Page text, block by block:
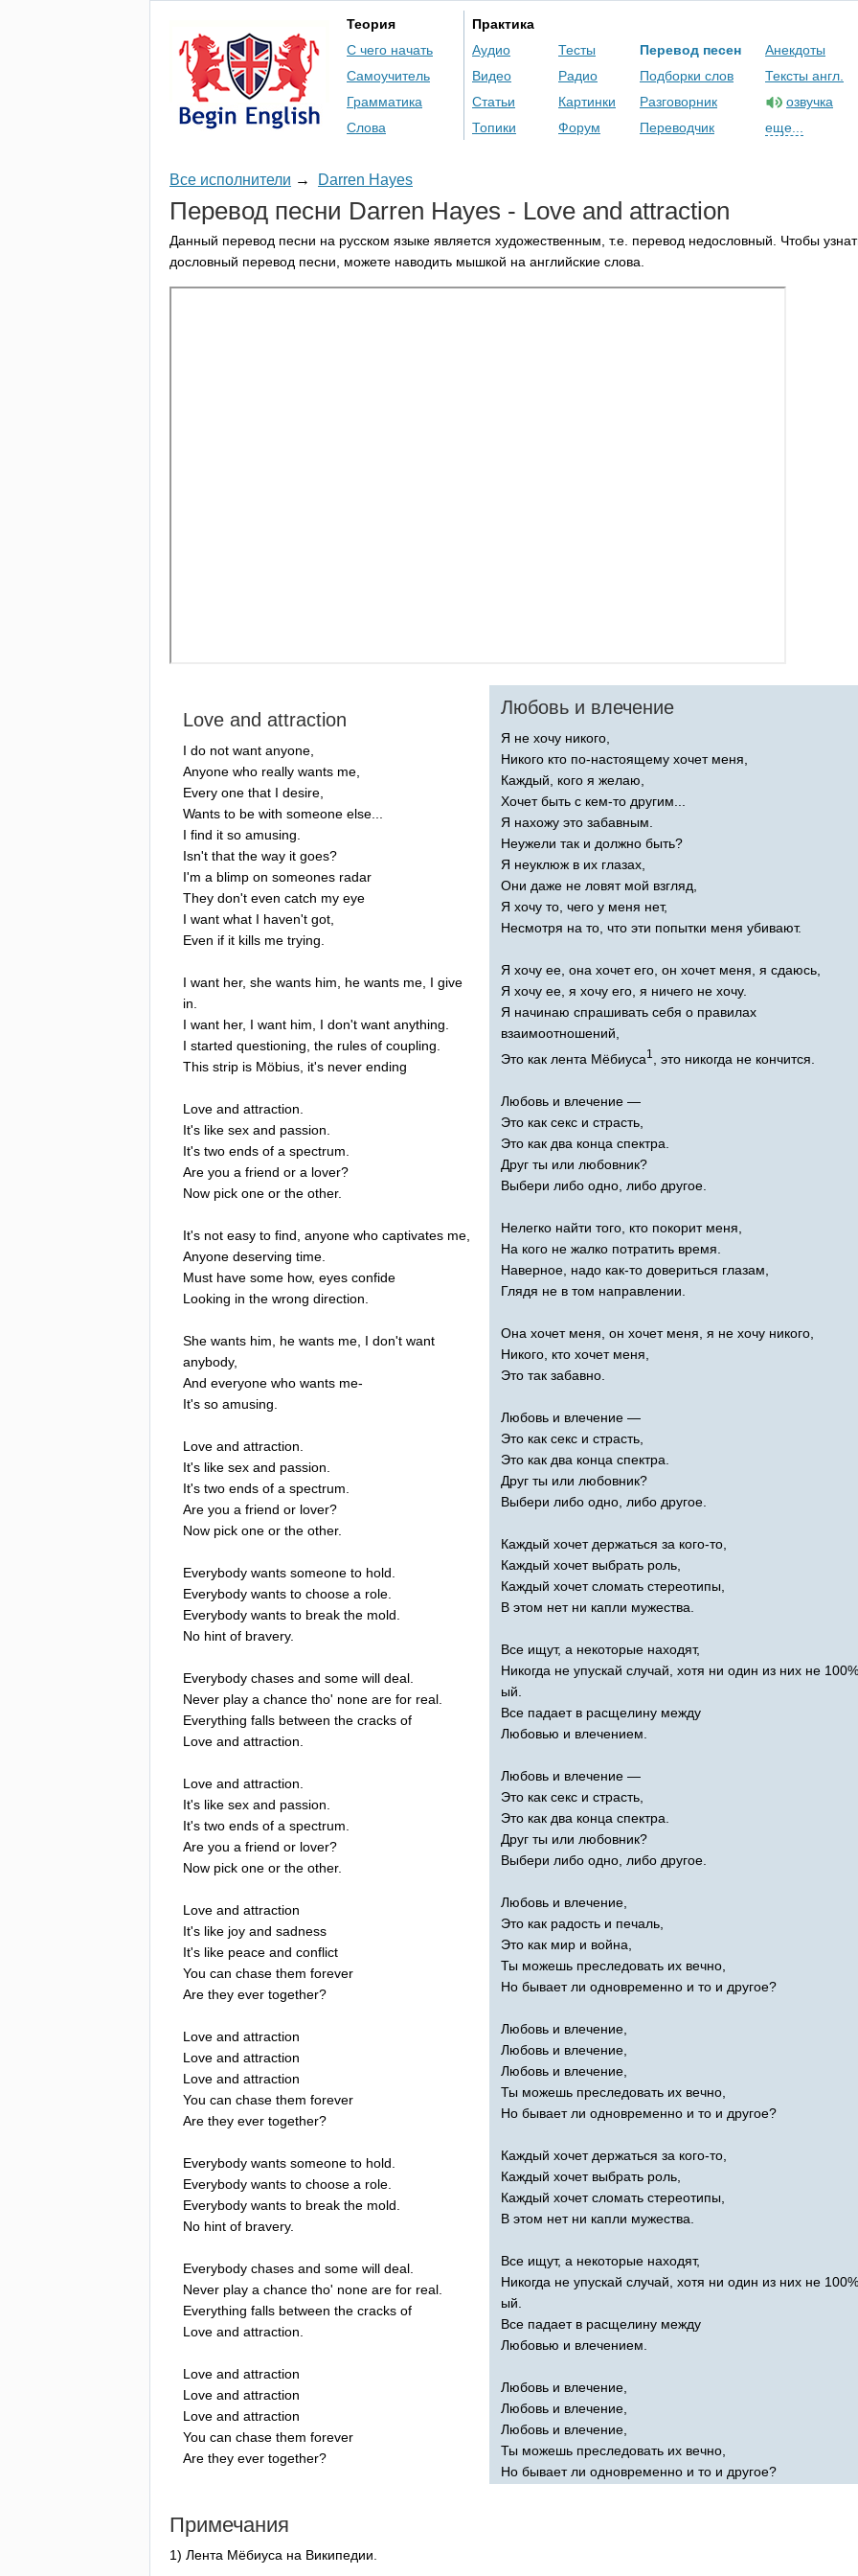
Теория
С чего начать
Самоучитель
Грамматика
Слова
Практика
Аудио
Видео
Статьи
Топики
Тесты
Радио
Картинки
Форум
Перевод песен
Подборки слов
Разговорник
Переводчик
Анекдоты
Тексты англ.
озвучка
еще...
Все исполнители → Darren Hayes
Перевод песни Darren Hayes - Love and attraction
Данный перевод песни на русском языке является художественным, т.е. перевод недословный. Чтобы
дословный перевод песни, можете наводить мышкой на английские слова.
Love and attraction
I do not want anyone
Anyone who really wants me
Every one that I desire
Wants to be with someone else
I find it so amusing
Isn't that the way it goes?
I'm a blimp on someones radar
They don't even catch my eye
I want what I haven't got
Even if it kills me trying
I want her, she wants him he wants me I give
in
I want her, I want him I don't want anything
I started questioning the rules of coupling
This strip is Möbius it's never ending
Love and attraction
It's like sex and passion
It's two ends of a spectrum
Are you a friend or a lover?
Now pick one or the other.
It's not easy to find anyone who captivates me
Anyone deserving time
Must have some how, eyes confide
Looking in the wrong direction
She wants him he wants me I don't want
anybody,
And everyone who wants me-
It's so amusing
Love and attraction
It's like sex and passion
It's two ends of a spectrum
Are you a friend or lover?
Now pick one or the other.
Everybody wants someone to hold
Everybody wants to choose a role
Everybody wants to break the mold
No hint of bravery.
Everybody chases and some will deal
Never play a chance tho' none are for real
Everything falls between the cracks of
Love and attraction
Love and attraction
It's like sex and passion
It's two ends of a spectrum
Are you a friend or lover?
Now pick one or the other.
Love and attraction
It's like joy and sadness
It's like peace and conflict
You can chase them forever
Are they ever together?
Love and attraction
Love and attraction
Love and attraction
You can chase them forever
Are they ever together?
Everybody wants someone to hold
Everybody wants to choose a role
Everybody wants to break the mold
No hint of bravery.
Everybody chases and some will deal
Never play a chance tho' none are for real
Everything falls between the cracks of
Love and attraction
Love and attraction
Love and attraction
Love and attraction
You can chase them forever
Are they ever together?
Любовь и влечение
Я не хочу никого,
Никого кто по-настоящему хочет меня,
Каждый, кого я желаю,
Хочет быть с кем-то другим...
Я нахожу это забавным.
Неужели так и должно быть?
Я неуклюж в их глазах,
Они даже не ловят мой взгляд,
Я хочу то, чего у меня нет,
Несмотря на то, что эти попытки меня убивают.
Я хочу ее, она хочет его, он хочет меня, я сдаюсь,
Я хочу ее, я хочу его, я ничего не хочу.
Я начинаю спрашивать себя о правилах
взаимоотношений,
Это как лента Мёбиуса1 , это никогда не кончится.
Любовь и влечение —
Это как секс и страсть,
Это как два конца спектра.
Друг ты или любовник?
Выбери либо одно, либо другое.
Нелегко найти того, кто покорит меня,
На кого не жалко потратить время.
Наверное, надо как-то довериться глазам,
Глядя не в том направлении.
Она хочет меня, он хочет меня, я не хочу никого,
Никого, кто хочет меня,
Это так забавно.
Любовь и влечение —
Это как секс и страсть,
Это как два конца спектра.
Друг ты или любовник?
Выбери либо одно, либо другое.
Каждый хочет держаться за кого-то,
Каждый хочет выбрать роль,
Каждый хочет сломать стереотипы,
В этом нет ни капли мужества.
Все ищут, а некоторые находят,
Никогда не упускай случай, хотя ни один из них не
ый.
Все падает в расщелину между
Любовью и влечением.
Любовь и влечение —
Это как секс и страсть,
Это как два конца спектра.
Друг ты или любовник?
Выбери либо одно, либо другое.
Любовь и влечение,
Это как радость и печаль,
Это как мир и война,
Ты можешь преследовать их вечно,
Но бывает ли одновременно и то и другое?
Любовь и влечение,
Любовь и влечение,
Любовь и влечение,
Ты можешь преследовать их вечно,
Но бывает ли одновременно и то и другое?
Каждый хочет держаться за кого-то,
Каждый хочет выбрать роль,
Каждый хочет сломать стереотипы,
В этом нет ни капли мужества.
Все ищут, а некоторые находят,
Никогда не упускай случай, хотя ни один из них не
ый.
Все падает в расщелину между
Любовью и влечением.
Любовь и влечение,
Любовь и влечение,
Любовь и влечение,
Ты можешь преследовать их вечно,
Но бывает ли одновременно и то и другое?
Примечания
1) Лента Мёбиуса на Википедии.